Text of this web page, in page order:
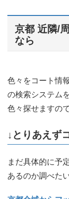
京都 近隣/
なら
色々をコート情
の検索システム
色々探せますの
↓とりあえず
まだ具体的に予
あるのか調べた